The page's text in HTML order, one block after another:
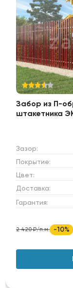
Забор из П-
штакетника
Зазор:
Покрытие:
Цвет:
Доставка:
Гарантия:
2 420 ₽/п.м. -10%